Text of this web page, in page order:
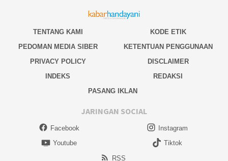
TENTANG KAMI
KODE ETIK
PEDOMAN MEDIA SIBER
KETENTUAN PENGGUNAAN
PRIVACY POLICY
DISCLAIMER
INDEKS
REDAKSI
PASANG IKLAN
JARINGAN SOCIAL
Facebook
Instagram
Youtube
Tiktok
RSS